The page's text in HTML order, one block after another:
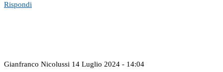
Rispondi
Gianfranco Nicolussi 14 Luglio 2024 - 14:04